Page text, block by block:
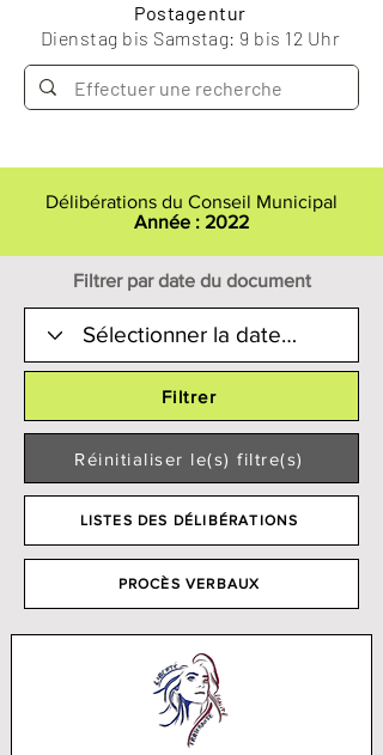
Postagentur
Dienstag bis Samstag: 9 bis 12 Uhr
Délibérations du Conseil Municipal
Année : 2022
Filtrer par date du document
Filtrer
Réinitialiser le(s) filtre(s)
LISTES DES DÉLIBÉRATIONS
PROCÈS VERBAUX